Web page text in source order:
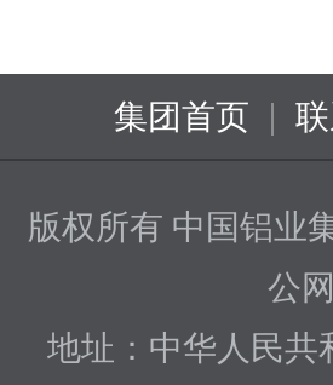
集团首页 |
版权所有 中国铝业
公
地址：中华人民共